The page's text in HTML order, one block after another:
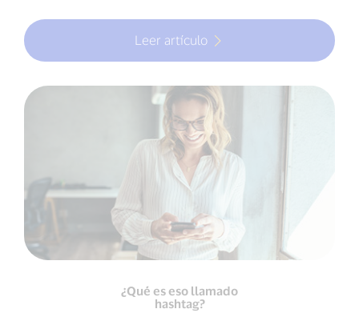
Leer artículo
¿Qué es eso llamado
hashtag?